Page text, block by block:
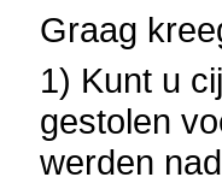
Graag
1) Kunt u
gestolen
werden